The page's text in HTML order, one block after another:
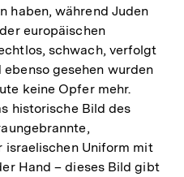
haben, während Juden
europäischen
schwach, verfolgt
gesehen wurden
keine Opfer mehr.
historische Bild des
Uniform mit
Hand – dieses Bild gibt